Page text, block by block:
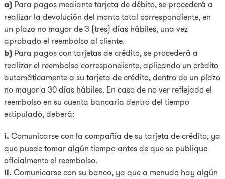
a) Para pagos mediante tarjeta de débito, se procederá a
realizar la devolución del monto total correspondiente, en
un plazo no mayor de 3 (tres) días hábiles, una vez
aprobado el reembolso al cliente.
b) Para pagos con tarjetas de crédito, se procederá a
realizar el reembolso correspondiente, aplicando un crédito
automáticamente a su tarjeta de crédito, dentro de un plazo
no mayor a 30 días hábiles. En caso de no ver reflejado el
reembolso en su cuenta bancaria dentro del tiempo
estipulado, deberá:
i. Comunicarse con la compañía de su tarjeta de crédito, ya
que puede tomar algún tiempo antes de que se publique
oficialmente el reembolso.
ii. Comunicarse con su banco, ya que a menudo hay algún